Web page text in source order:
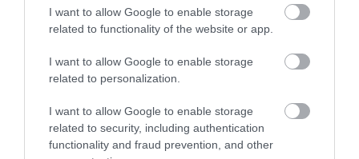
I want to allow Google to enable storage
related to functionality of the website or app.
I want to allow Google to enable storage
related to personalization.
I want to allow Google to enable storage
related to security, including authentication
functionality and fraud prevention, and other
Már kapható a legnagyobb Skoda Magyarországon:
így néz ki, ennyibe kerül
A Skoda június végén mutatta be minden korábbinál nagyobb
kapacitású akkumulátorral szerelt csúcskategóriás elektromos
modelljét, a Peaqet. Most kiderültek a magyarországi árak.